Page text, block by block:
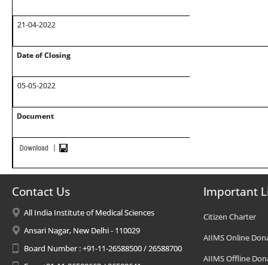
21-04-2022
Date of Closing
05-05-2022
Document
Contact Us
All India Institute of Medical Sciences
Ansari Nagar, New Delhi - 110029
Board Number : +91-11-26588500 / 26588700
Important
Citizen Charter
AIIMS Online
AIIMS Offline